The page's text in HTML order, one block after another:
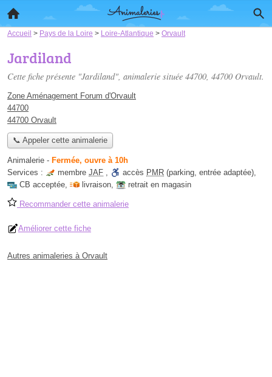
Accueil > Pays de la Loire > Loire-Atlantique > Orvault
Jardiland
Cette fiche présente "Jardiland", animalerie située 44700, 44700 Orvault.
Zone Aménagement Forum d'Orvault
44700
44700 Orvault
📞 Appeler cette animalerie
Animalerie - Fermée, ouvre à 10h
Services :
membre JAF , accès PMR (parking, entrée adaptée),
CB acceptée, livraison, retrait en magasin
Recommander cette animalerie
Améliorer cette fiche
Autres animaleries à Orvault